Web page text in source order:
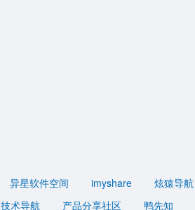
异星软件空间 imyshare 炫猿导航
技术导航 产品分享社区 鸭先知